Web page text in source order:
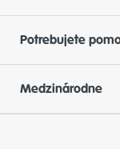
Potrebujete
Medzinárodne